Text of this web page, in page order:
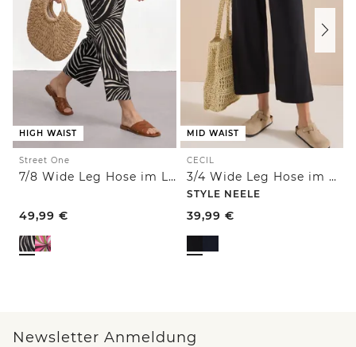
HIGH WAIST
Street One
7/8 Wide Leg Hose im Loose Fit
49,99 €
MID WAIST
CECIL
3/4 Wide Leg Hose im Casual Fit
STYLE NEELE
39,99 €
Newsletter Anmeldung